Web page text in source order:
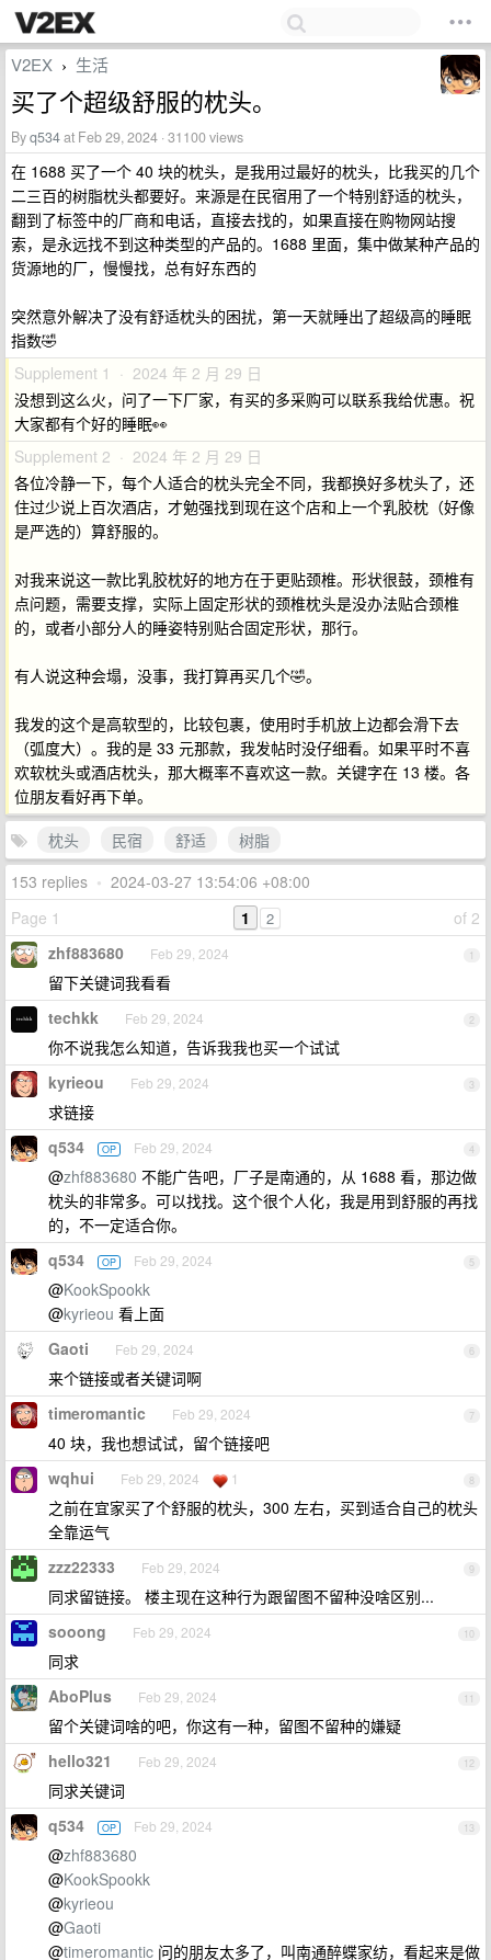
V2EX › 生活
买了个超级舒服的枕头。
Byq534at Feb 29, 2024 · 31100 views
在 1688 买了一个 40 块的枕头，是我用过最好的枕头，比我买的几个
二三百的树脂枕头都要好。来源是在民宿用了一个特别舒适的枕头，
翻到了标签中的厂商和电话，直接去找的，如果直接在购物网站搜
索，是永远找不到这种类型的产品的。1688 里面，集中做某种产品的
货源地的厂，慢慢找，总有好东西的
突然意外解决了没有舒适枕头的困扰，第一天就睡出了超级高的睡眠
指数🤣
Supplement 1 · 2024 年 2 月 29 日
没想到这么火，问了一下厂家，有买的多采购可以联系我给优惠。祝
大家都有个好的睡眠👀
Supplement 2 · 2024 年 2 月 29 日
各位冷静一下，每个人适合的枕头完全不同，我都换好多枕头了，还
住过少说上百次酒店，才勉强找到现在这个店和上一个乳胶枕（好像
是严选的）算舒服的。
对我来说这一款比乳胶枕好的地方在于更贴颈椎。形状很鼓，颈椎有
点问题，需要支撑，实际上固定形状的颈椎枕头是没办法贴合颈椎
的，或者小部分人的睡姿特别贴合固定形状，那行。
有人说这种会塌，没事，我打算再买几个🤣。
我发的这个是高软型的，比较包裹，使用时手机放上边都会滑下去
（弧度大）。我的是 33 元那款，我发帖时没仔细看。如果平时不喜
欢软枕头或酒店枕头，那大概率不喜欢这一款。关键字在 13 楼。各
位朋友看好再下单。
枕头
民宿 舒适
树脂
153 replies • 2024-03-27 13:54:06 +08:00
Page 1
of 2
1 2
1
zhf883680 Feb 29, 2024
留下关键词我看看
2
techkk Feb 29, 2024
你不说我怎么知道，告诉我我也买一个试试
3
kyrieou Feb 29, 2024
求链接
4
q534 OP Feb 29, 2024
@zhf883680 不能广告吧，厂子是南通的，从 1688 看，那边做
枕头的非常多。可以找找。这个很个人化，我是用到舒服的再找
的，不一定适合你。
5
q534 OP Feb 29, 2024
@KookSpookk
@kyrieou 看上面
6
Gaoti Feb 29, 2024
来个链接或者关键词啊
7
timeromantic Feb 29, 2024
40 块，我也想试试，留个链接吧
8
wqhui Feb 29, 2024 1
之前在宜家买了个舒服的枕头，300 左右，买到适合自己的枕头
全靠运气
9
zzz22333 Feb 29, 2024
同求留链接。 楼主现在这种行为跟留图不留种没啥区别...
10
sooong Feb 29, 2024
同求
11
AboPlus Feb 29, 2024
留个关键词啥的吧，你这有一种，留图不留种的嫌疑
12
hello321 Feb 29, 2024
同求关键词
13
q534 OP Feb 29, 2024
@zhf883680
@KookSpookk
@kyrieou
@Gaoti
@timeromantic 问的朋友太多了，叫南通醉蝶家纺，看起来是做